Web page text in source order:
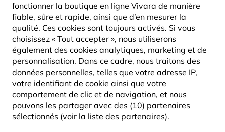
fonctionner la boutique en ligne Vivara de manière
fiable, sûre et rapide, ainsi que d’en mesurer la
qualité. Ces cookies sont toujours activés. Si vous
choisissez « Tout accepter », nous utiliserons
également des cookies analytiques, marketing et de
personnalisation. Dans ce cadre, nous traitons des
données personnelles, telles que votre adresse IP,
votre identifiant de cookie ainsi que votre
comportement de clic et de navigation, et nous
pouvons les partager avec des (10) partenaires
sélectionnés (voir la liste des partenaires).